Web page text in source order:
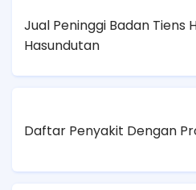
Jual Peninggi Badan Tiens
Hasundutan
Daftar Penyakit Dengan